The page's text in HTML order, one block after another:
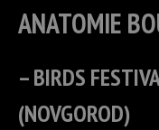
ANATOMIE
– BIRDS
(NOVGOROD)